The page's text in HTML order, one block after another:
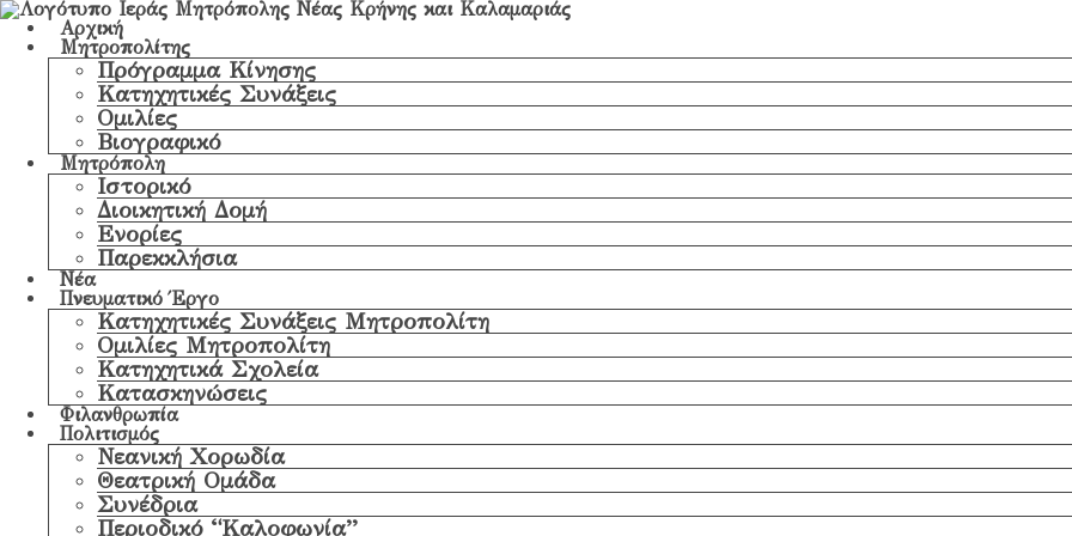
Αρχική
Μητροπολίτης
Πρόγραμμα Κίνησης
Κατηχητικές Συνάξεις
Ομιλίες
Βιογραφικό
Μητρόπολη
Ιστορικό
Διοικητική Δομή
Ενορίες
Παρεκκλήσια
Νέα
Πνευματικό Έργο
Κατηχητικές Συνάξεις Μητροπολίτη
Ομιλίες Μητροπολίτη
Κατηχητικά Σχολεία
Κατασκηνώσεις
Φιλανθρωπία
Πολιτισμός
Νεανική Χορωδία
Θεατρική Ομάδα
Συνέδρια
Περιοδικό “Καλοφωνία”